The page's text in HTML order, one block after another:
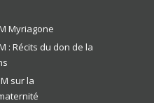
Myriagone
: Récits du don de la
sur la